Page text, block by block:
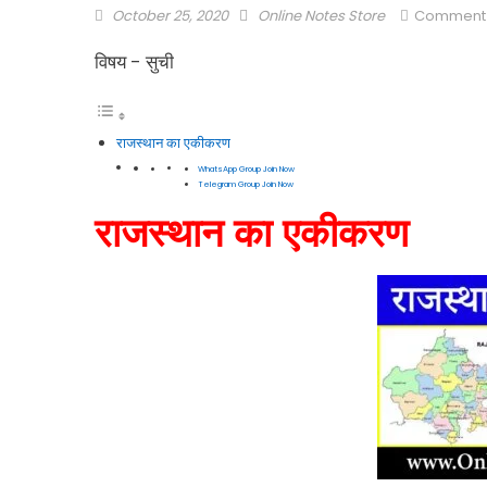
October 25, 2020 Online Notes Store
विषय - सुची
राजस्थान का एकीकरण
WhatsApp Group Join Now
Telegram Group Join Now
राजस्थान का एकीकरण